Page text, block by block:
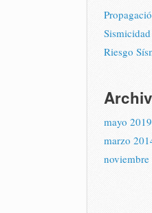
Riesgo
mayo 2019
marzo
noviembre